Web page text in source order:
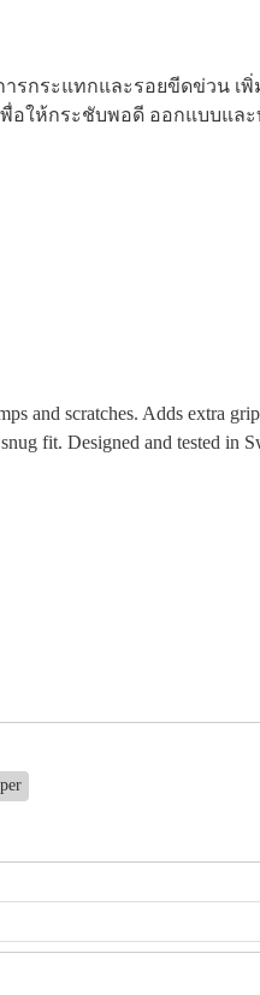
ารกระแทกและรอยขีดข่วน
อให้กระชับพอดี ออกแบบแล
and scratches. Adds extra
fit. Designed and tested in